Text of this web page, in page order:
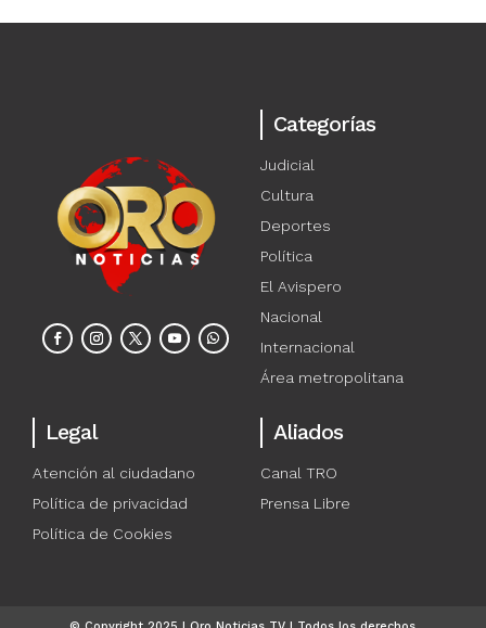
Categorías
Judicial
Cultura
Deportes
Política
El Avispero
Nacional
Internacional
Área metropolitana
Legal
Atención al ciudadano
Política de privacidad
Política de Cookies
Aliados
Canal TRO
Prensa Libre